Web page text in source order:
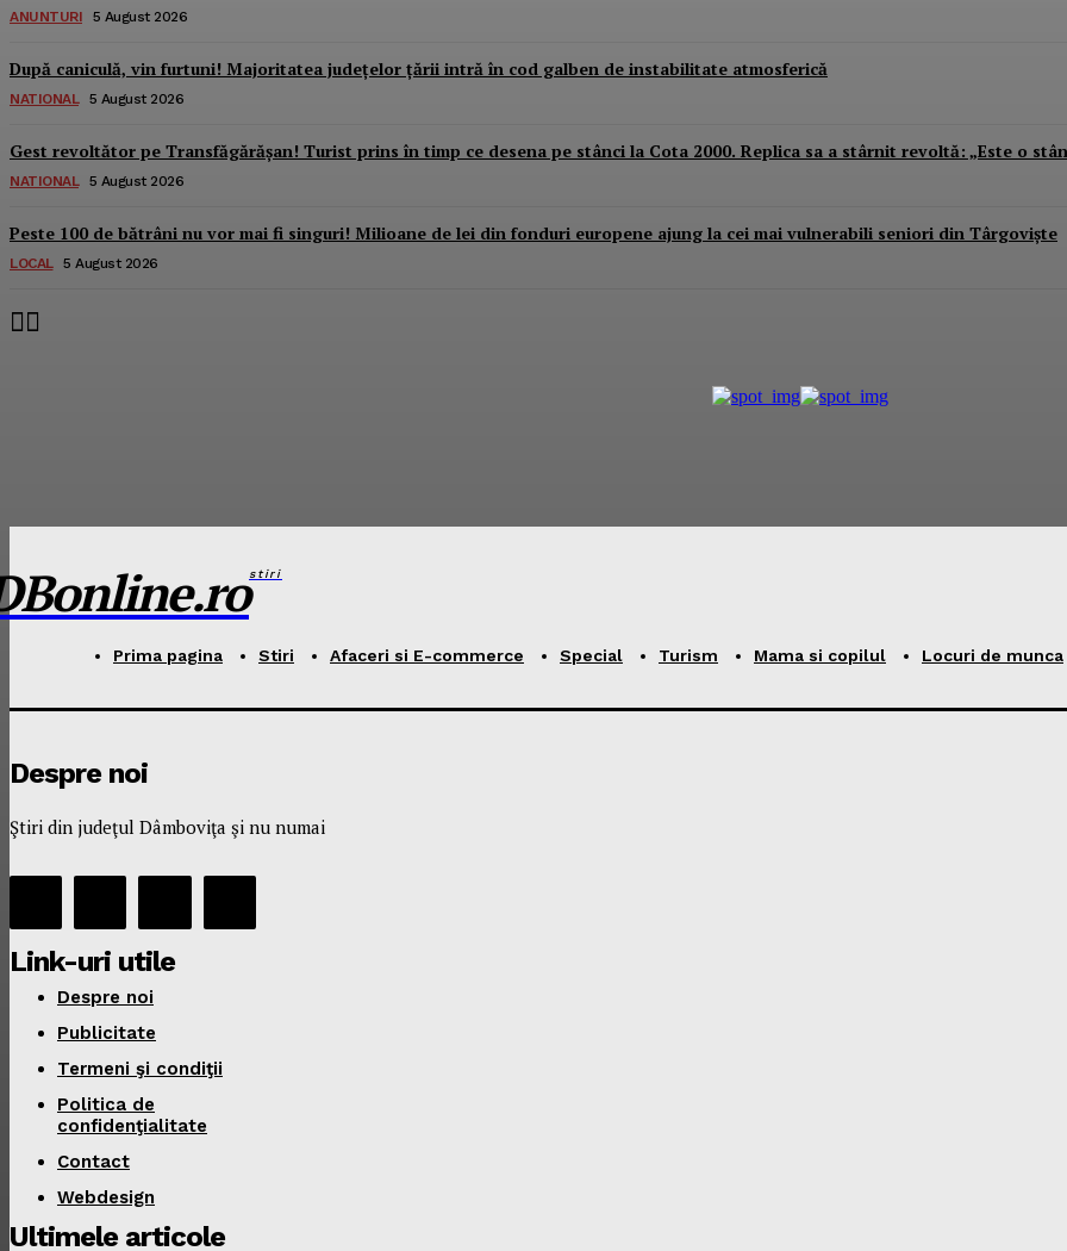
ANUNTURI 5 August 2026
După caniculă, vin furtuni! Majoritatea județelor țării intră în cod galben de instabilitate atmosferică
NATIONAL 5 August 2026
Gest revoltător pe Transfăgărășan! Turist prins în timp ce desena pe stânci la Cota 2000. Replica sa a stârnit revoltă: „Este o
NATIONAL 5 August 2026
Peste 100 de bătrâni nu vor mai fi singuri! Milioane de lei din fonduri europene ajung la cei mai vulnerabili seniori din Târgoviște
LOCAL 5 August 2026
stiri
Prima pagina Stiri Afaceri si E-commerce Special Turism Mama si copilul Locuri de munca
Despre noi
Ştiri din judeţul Dâmboviţa şi nu numai
Link-uri utile
Despre noi
Publicitate
Termeni şi condiţii
Politica de
confidenţialitate
Contact
Webdesign
Ultimele articole